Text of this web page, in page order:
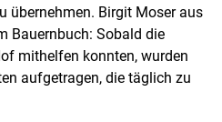
übernehmen. Birgit Moser aus
Bauernbuch: Sobald die
mithelfen konnten, wurden
aufgetragen, die täglich zu